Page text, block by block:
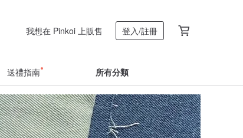
我想在 Pinkoi 上販售 登入/註冊
送禮指南 所有分類